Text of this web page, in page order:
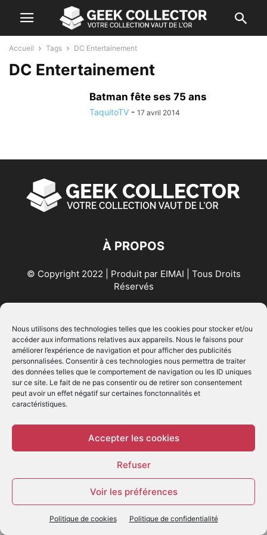
Nous utilisons des technologies telles que les cookies pour stocker et/ou
accéder aux informations relatives aux appareils. Nous le faisons pour
améliorer l’expérience de navigation et pour afficher des publicités
personnalisées. Consentir à ces technologies nous permettra de traiter
des données telles que le comportement de navigation ou les ID uniques
sur ce site. Le fait de ne pas consentir ou de retirer son consentement
peut avoir un effet négatif sur certaines fonctonnalités et
caractéristiques.
Accepter les cookies
Refuser
Voir les préférences
Politique de cookies Politique de confidentialité
Accueil Tags DC Entertainement
DC Entertainement
Batman fête ses 75 ans
TaquitoTV - 17 avril 2014
À PROPOS
© Copyright 2022 | Produit par EIMAI | Tous Droits
Réservés
SUIVEZ NOUS